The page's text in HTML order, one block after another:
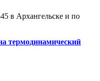
в Архангельске и по
термодинамический